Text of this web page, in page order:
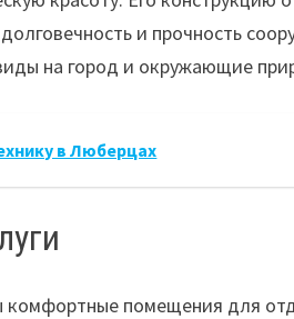
и прочность
на город и окружающие
в Люберцах
комфортные помещения для